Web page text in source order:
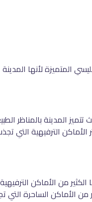
المتميزة لأنها المدينة
المدينة بالمناظر
الترفيهية التي
من الأماكن
من الأماكن الساحرة